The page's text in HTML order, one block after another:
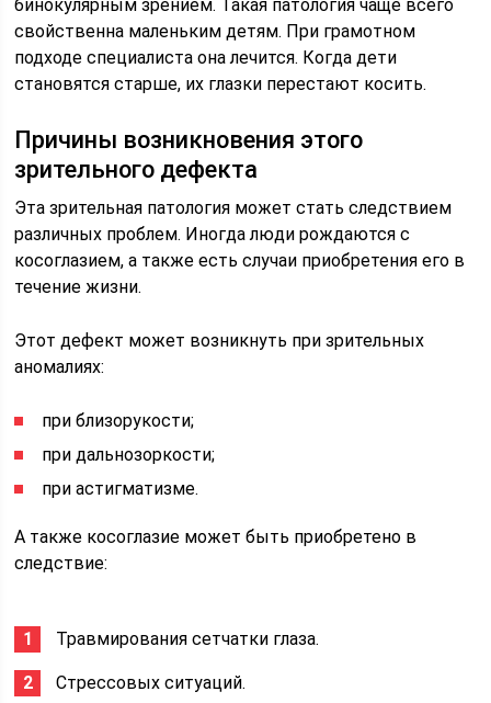
бинокулярным зрением. Такая патология чаще всего
свойственна маленьким детям. При грамотном
подходе специалиста она лечится. Когда дети
становятся старше, их глазки перестают косить.
Причины возникновения этого
зрительного дефекта
Эта зрительная патология может стать следствием
различных проблем. Иногда люди рождаются с
косоглазием, а также есть случаи приобретения его в
течение жизни.
Этот дефект может возникнуть при зрительных
аномалиях:
при близорукости;
при дальнозоркости;
при астигматизме.
А также косоглазие может быть приобретено в
следствие:
Травмирования сетчатки глаза.
Стрессовых ситуаций.